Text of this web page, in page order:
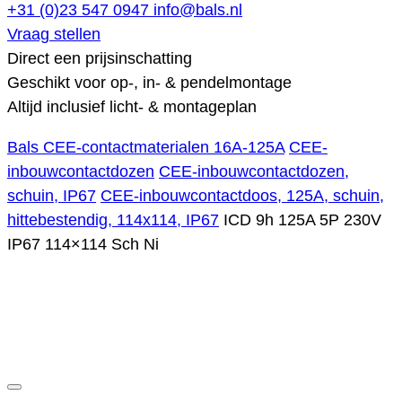
+31 (0)23 547 0947 info@bals.nl
Vraag stellen
Direct een prijsinschatting
Geschikt voor op-, in- & pendelmontage
Altijd inclusief licht- & montageplan
Bals CEE-contactmaterialen 16A-125A CEE-
inbouwcontactdozen CEE-inbouwcontactdozen,
schuin, IP67 CEE-inbouwcontactdoos, 125A, schuin,
hittebestendig, 114x114, IP67 ICD 9h 125A 5P 230V
IP67 114×114 Sch Ni